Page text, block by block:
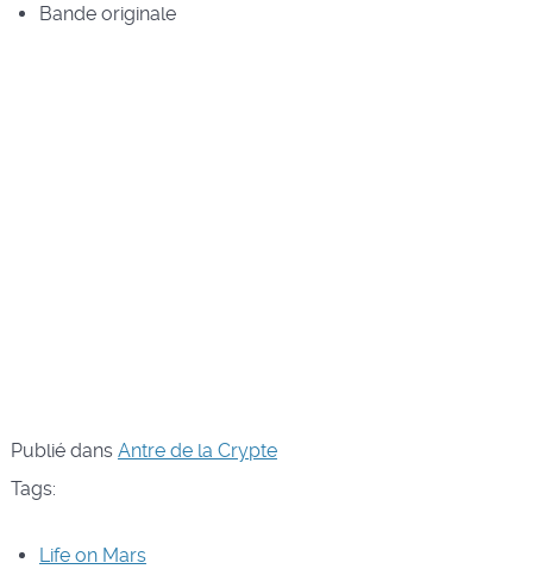
Bande originale
Publié dans Antre de la Crypte
Tags:
Life on Mars